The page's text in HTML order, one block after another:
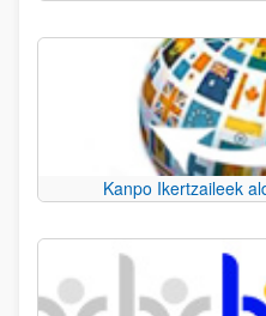
Kanpo Ikertzaileek